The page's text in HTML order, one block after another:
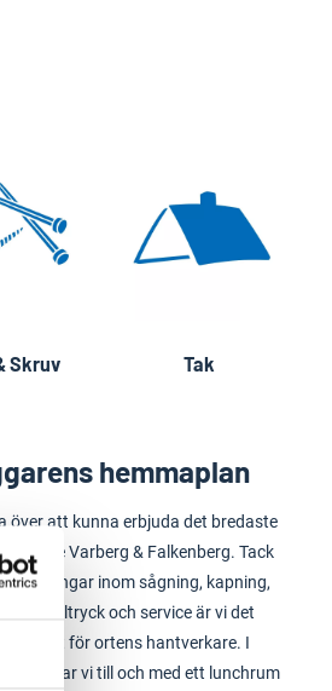
Skruv Tak
hemmaplan
över att kunna erbjuda det bredaste
i både Varberg & Falkenberg. Tack
inom sågning, kapning,
profiltryck och service är vi det
valet för ortens hantverkare. I
har vi till och med ett lunchrum